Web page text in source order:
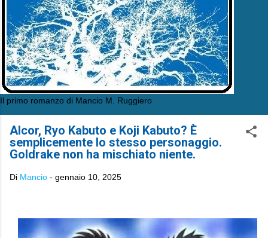
Il primo romanzo di Mancio M. Ruggiero
Alcor, Ryo Kabuto e Koji Kabuto? È
semplicemente lo stesso personaggio.
Goldrake non ha mischiato niente.
Di Mancio - gennaio 10, 2025